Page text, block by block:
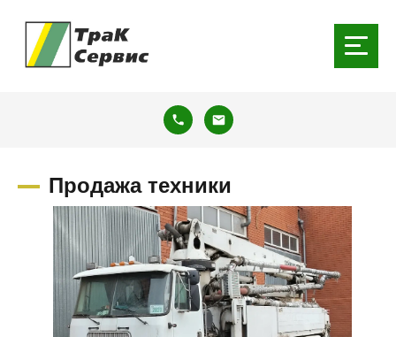
Продажа техники